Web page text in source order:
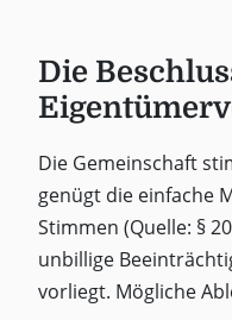
Die
Die Gemeinschaft
genügt die einfache
Stimmen (Quelle: §
unbillige
vorliegt. Mögliche